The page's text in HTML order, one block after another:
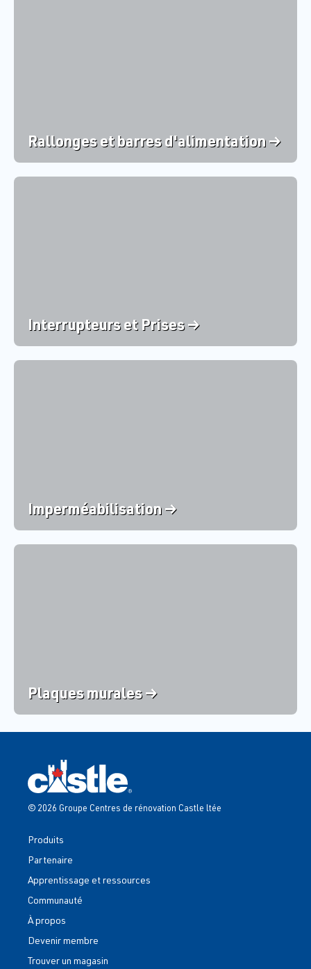
Rallonges et barres d'alimentation →
Interrupteurs et Prises →
Imperméabilisation →
Plaques murales →
© 2026 Groupe Centres de rénovation Castle ltée
Produits
Partenaire
Apprentissage et ressources
Communauté
À propos
Devenir membre
Trouver un magasin